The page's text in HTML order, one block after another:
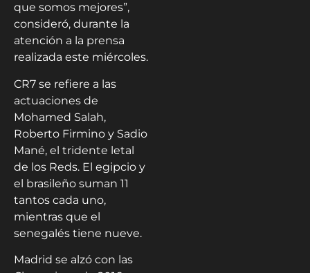
que somos mejores”,
consideró, durante la
atención a la prensa
realizada este miércoles.
CR7 se refiere a las
actuaciones de
Mohamed Salah,
Roberto Firmino y Sadio
Mané, el tridente letal
de los Reds. El egipcio y
el brasileño suman 11
tantos cada uno,
mientras que el
senegalés tiene nueve.
Madrid se alzó con las